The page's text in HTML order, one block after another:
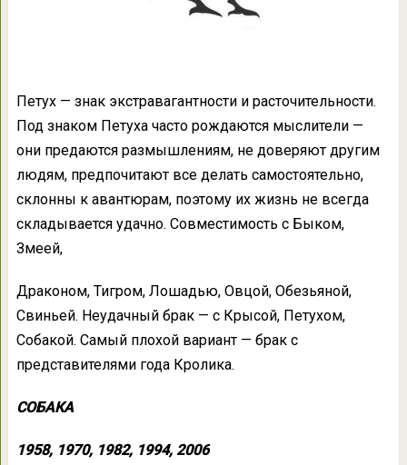
Петух — знак экстравагантности и расточительности.
Под знаком Петуха часто рождаются мыслители —
они предаются размышлениям, не доверяют другим
людям, предпочитают все делать самостоятельно,
склонны к авантюрам, поэтому их жизнь не всегда
складывается удачно. Совместимость с Быком,
Змеей,
Драконом, Тигром, Лошадью, Овцой, Обезьяной,
Свиньей. Неудачный брак — с Крысой, Петухом,
Собакой. Самый плохой вариант — брак с
представителями года Кролика.
СОБАКА
1958, 1970, 1982, 1994, 2006